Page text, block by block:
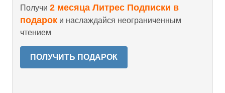
Получи 2 месяца Литрес Подписки в
подарок и наслаждайся неограниченным
чтением
ПОЛУЧИТЬ ПОДАРОК